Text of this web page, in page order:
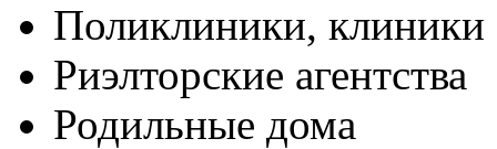
Поликлиники, клиники
Риэлторские агентства
Родильные дома